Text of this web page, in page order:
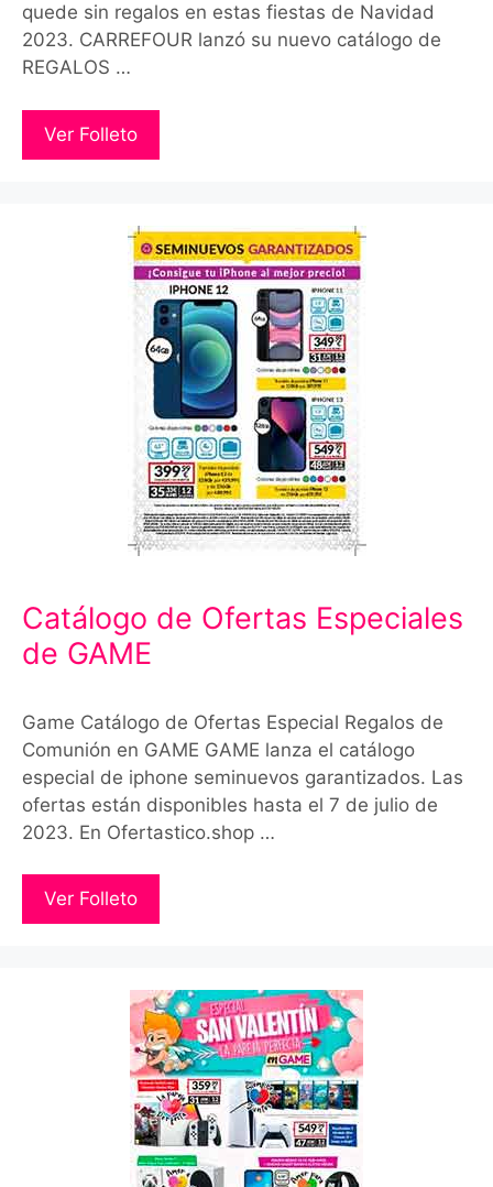
quede sin regalos en estas fiestas de Navidad
2023. CARREFOUR lanzó su nuevo catálogo de
REGALOS …
Ver Folleto
Catálogo de Ofertas Especiales
de GAME
Game Catálogo de Ofertas Especial Regalos de
Comunión en GAME GAME lanza el catálogo
especial de iphone seminuevos garantizados. Las
ofertas están disponibles hasta el 7 de julio de
2023. En Ofertastico.shop …
Ver Folleto